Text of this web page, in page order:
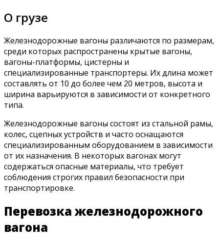
О грузе
Железнодорожные вагоны различаются по размерам,
среди которых распространены крытые вагоны,
вагоны-платформы, цистерны и
специализированные транспортеры. Их длина может
составлять от 10 до более чем 20 метров, высота и
ширина варьируются в зависимости от конкретного
типа.
Железнодорожные вагоны состоят из стальной рамы,
колес, сцепных устройств и часто оснащаются
специализированным оборудованием в зависимости
от их назначения. В некоторых вагонах могут
содержаться опасные материалы, что требует
соблюдения строгих правил безопасности при
транспортировке.
Перевозка железнодорожного
вагона